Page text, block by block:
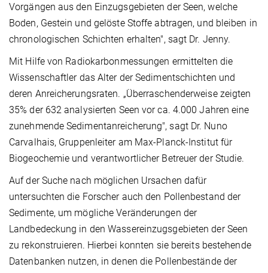
Vorgängen aus den Einzugsgebieten der Seen, welche
Boden, Gestein und gelöste Stoffe abtragen, und bleiben in
chronologischen Schichten erhalten", sagt Dr. Jenny.
Mit Hilfe von Radiokarbonmessungen ermittelten die
Wissenschaftler das Alter der Sedimentschichten und
deren Anreicherungsraten. „Überraschenderweise zeigten
35% der 632 analysierten Seen vor ca. 4.000 Jahren eine
zunehmende Sedimentanreicherung", sagt Dr. Nuno
Carvalhais, Gruppenleiter am Max-Planck-Institut für
Biogeochemie und verantwortlicher Betreuer der Studie.
Auf der Suche nach möglichen Ursachen dafür
untersuchten die Forscher auch den Pollenbestand der
Sedimente, um mögliche Veränderungen der
Landbedeckung in den Wassereinzugsgebieten der Seen
zu rekonstruieren. Hierbei konnten sie bereits bestehende
Datenbanken nutzen, in denen die Pollenbestände der